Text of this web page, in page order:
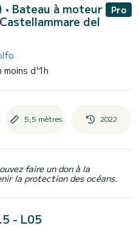
• Bateau à moteur
del
Pro
moins d'1h
5,5 mètres 2022
faire un don à la
la protection des océans.
- L05